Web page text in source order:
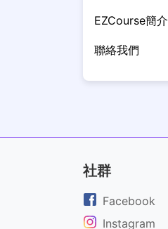
EZCourse簡介
聯絡我們
社群
Facebook
Instagram